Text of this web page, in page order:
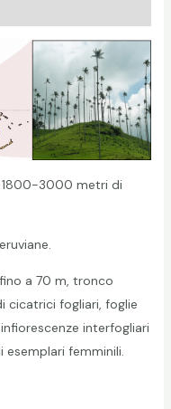
1800-3000 metri di
a 70 m, tronco
cicatrici fogliari, foglie
interfogliari
femminili.